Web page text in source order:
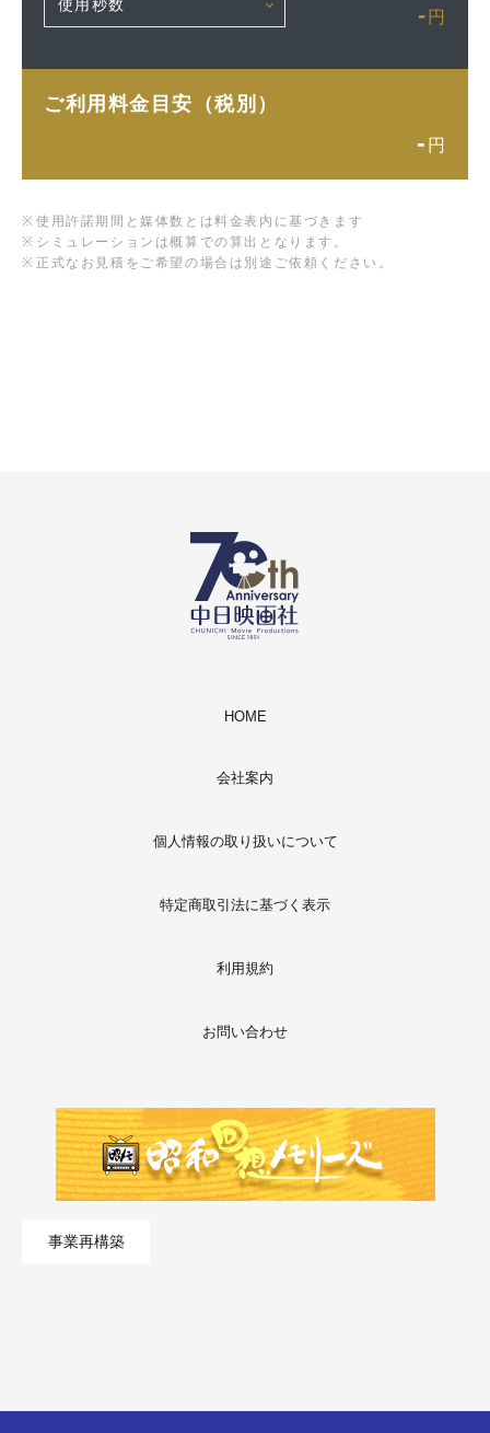
- 円
ご利用料金目安（税別）
- 円
※ 使用許諾期間と媒体数とは料金表内に基づきます
※ シミュレーションは概算での算出となります。
※ 正式なお見積をご希望の場合は別途ご依頼ください。
HOME
会社案内
個人情報の取り扱いについて
特定商取引法に基づく表示
利用規約
お問い合わせ
事業再構築